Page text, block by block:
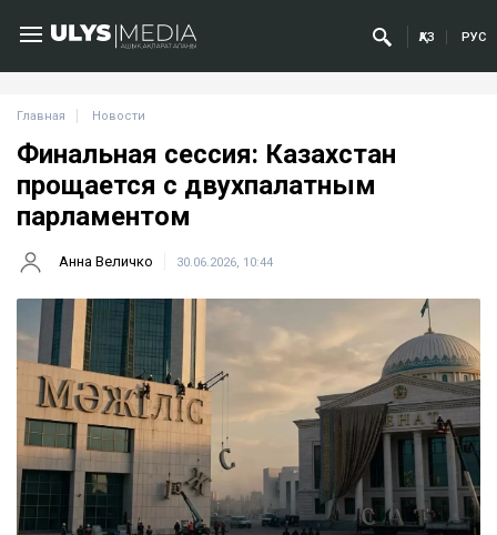
ҚАЗ РУС
Главная Новости
Финальная сессия: Казахстан
прощается с двухпалатным
парламентом
Анна Величко 30.06.2026, 10:44